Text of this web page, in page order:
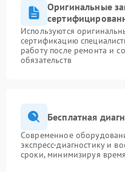
Оригинальные
Используются
сертификацию
работу после ремонта и
обязательств
Бесплатная
Современное
экспресс-диагностику и
сроки, минимизируя